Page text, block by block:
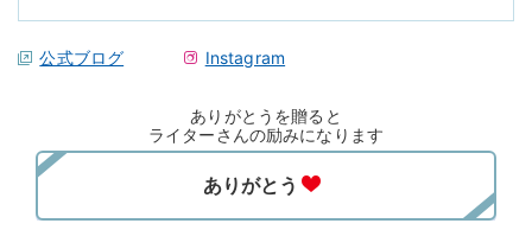
公式ブログ Instagram
ありがとうを贈ると
ライターさんの励みになります